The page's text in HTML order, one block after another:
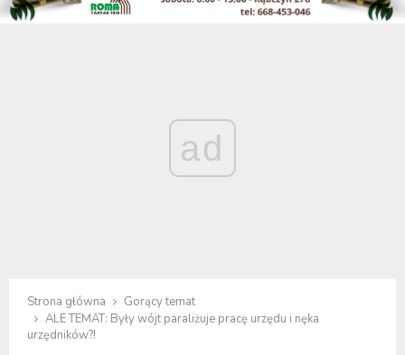
ad
Strona główna
Gorący temat
ALE TEMAT: Były wójt paraliżuje pracę urzędu i nęka
urzędników?!